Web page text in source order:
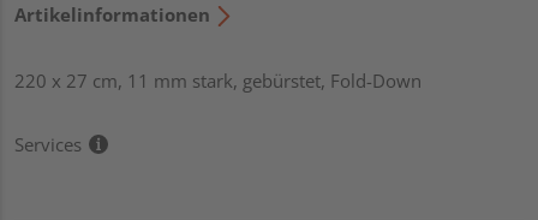
Artikelinformationen
220 x 27 cm, 11 mm stark, gebürstet, Fold-Down
Services